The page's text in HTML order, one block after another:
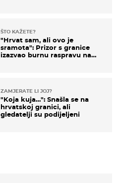
ŠTO KAŽETE?
"Hrvat sam, ali ovo je
sramota": Prizor s granice
izazvao burnu raspravu na
ZAMJERATE LI JOJ?
"Koja kuja…": Snašla se na
hrvatskoj granici, ali
gledatelji su podijeljeni